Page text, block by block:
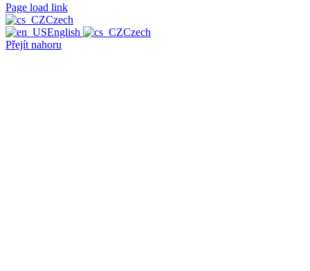
Page load link
Czech
English
Czech
Přejít nahoru